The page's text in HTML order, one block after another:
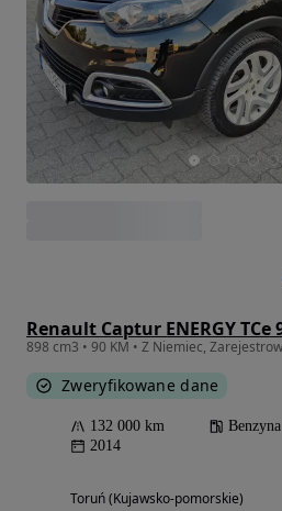
Zweryfikowane dane
132 000 km Benzyna
2014
Toruń (Kujawsko-pomorskie)